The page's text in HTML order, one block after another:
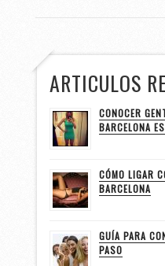
ARTICULOS
CONOCER
BARCELONA
CÓMO LIGAR
BARCELONA
GUÍA PARA
PASO